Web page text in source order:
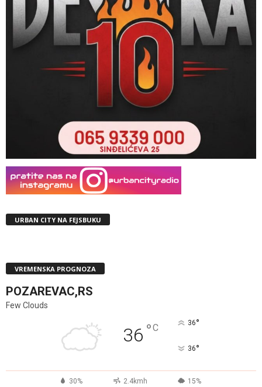
URBAN CITY NA FEJSBUKU
VREMENSKA PROGNOZA
POZAREVAC,RS
Few Clouds
36 °C 36°
36°
30% 2.4kmh 15%